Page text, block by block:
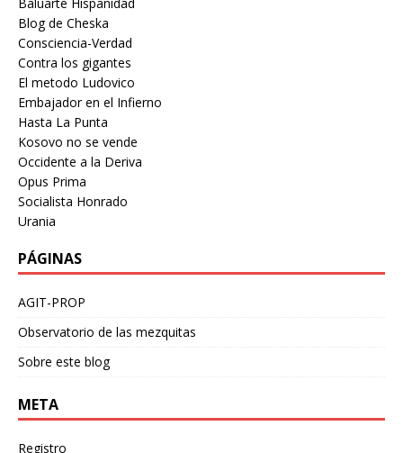
Blog de Cheska
Consciencia-Verdad
Contra los gigantes
El metodo Ludovico
Embajador en el Infierno
Hasta La Punta
Kosovo no se vende
Occidente a la Deriva
Opus Prima
Socialista Honrado
Urania
PÁGINAS
AGIT-PROP
Observatorio de las mezquitas
Sobre este blog
META
Registro